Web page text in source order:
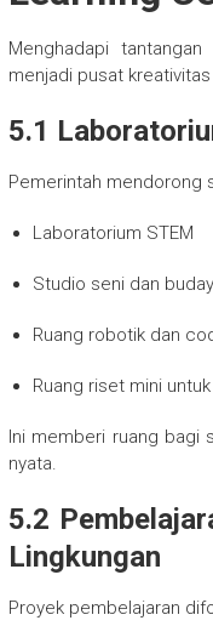
Menghadapi
menjadi pusat
5.1
Pemerintah mendorong
Laboratorium STEM
Studio seni dan
Ruang robotik dan
Ruang riset mini
Ini memberi ruang bagi
nyata.
5.2
Lingkungan
Proyek pembelajaran